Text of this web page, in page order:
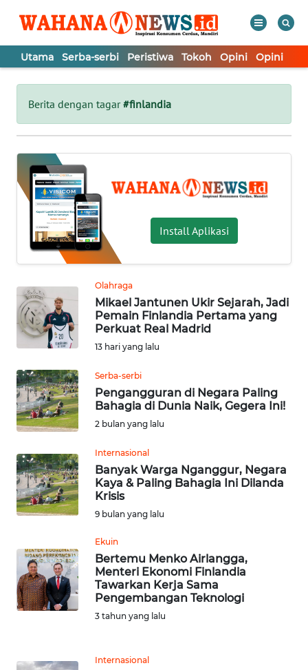
Utama Serba-serbi Peristiwa Tokoh Opini Opini
Berita dengan tagar#finlandia
Install Aplikasi
Olahraga
Mikael Jantunen Ukir Sejarah, Jadi
Pemain Finlandia Pertama yang
Perkuat Real Madrid
13 hari yang lalu
Serba-serbi
Pengangguran di Negara Paling
Bahagia di Dunia Naik, Gegera Ini!
2 bulan yang lalu
Internasional
Banyak Warga Nganggur, Negara
Kaya & Paling Bahagia Ini Dilanda
Krisis
9 bulan yang lalu
Ekuin
Bertemu Menko Airlangga,
Menteri Ekonomi Finlandia
Tawarkan Kerja Sama
Pengembangan Teknologi
3 tahun yang lalu
Internasional
Tutup
UTAMA
SERBA-
SERBI
PERISTIWA
TOKOH
OPINI
Informasi
INDEKS
BERITA
KONTAK
KAMI
INFO
TENTANG
KAMI
PEDOMAN